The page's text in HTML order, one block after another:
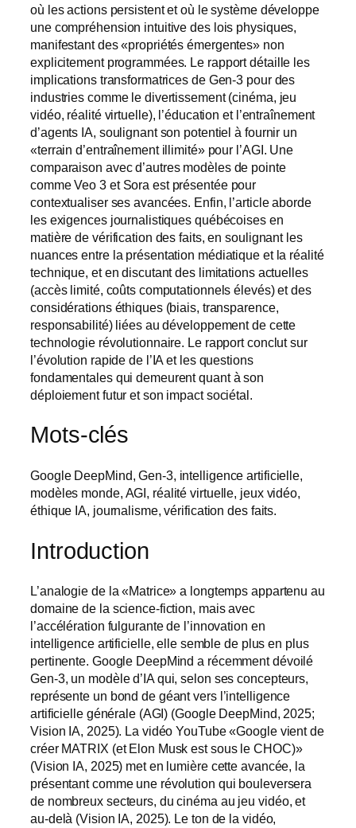
où les actions persistent et où le système développe
une compréhension intuitive des lois physiques,
manifestant des «propriétés émergentes» non
explicitement programmées. Le rapport détaille les
implications transformatrices de Gen-3 pour des
industries comme le divertissement (cinéma, jeu
vidéo, réalité virtuelle), l’éducation et l’entraînement
d’agents IA, soulignant son potentiel à fournir un
«terrain d’entraînement illimité» pour l’AGI. Une
comparaison avec d’autres modèles de pointe
comme Veo 3 et Sora est présentée pour
contextualiser ses avancées. Enfin, l’article aborde
les exigences journalistiques québécoises en
matière de vérification des faits, en soulignant les
nuances entre la présentation médiatique et la réalité
technique, et en discutant des limitations actuelles
(accès limité, coûts computationnels élevés) et des
considérations éthiques (biais, transparence,
responsabilité) liées au développement de cette
technologie révolutionnaire. Le rapport conclut sur
l’évolution rapide de l’IA et les questions
fondamentales qui demeurent quant à son
déploiement futur et son impact sociétal.
Mots-clés
Google DeepMind, Gen-3, intelligence artificielle,
modèles monde, AGI, réalité virtuelle, jeux vidéo,
éthique IA, journalisme, vérification des faits.
Introduction
L’analogie de la «Matrice» a longtemps appartenu au
domaine de la science-fiction, mais avec
l’accélération fulgurante de l’innovation en
intelligence artificielle, elle semble de plus en plus
pertinente. Google DeepMind a récemment dévoilé
Gen-3, un modèle d’IA qui, selon ses concepteurs,
représente un bond de géant vers l’intelligence
artificielle générale (AGI) (Google DeepMind, 2025;
Vision IA, 2025). La vidéo YouTube «Google vient de
créer MATRIX (et Elon Musk est sous le CHOC)»
(Vision IA, 2025) met en lumière cette avancée, la
présentant comme une révolution qui bouleversera
de nombreux secteurs, du cinéma au jeu vidéo, et
au-delà (Vision IA, 2025). Le ton de la vidéo,